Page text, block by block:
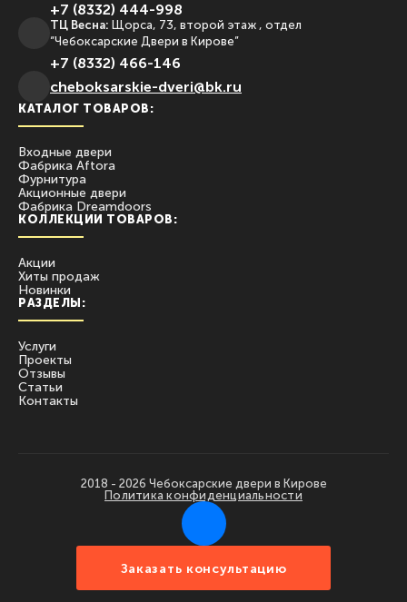
КАТАЛОГ ТОВАРОВ:
Входные двери
Фабрика Aftora
Фурнитура
Акционные двери
Фабрика Dreamdoors
КОЛЛЕКЦИИ ТОВАРОВ:
Акции
Хиты продаж
Новинки
РАЗДЕЛЫ:
Услуги
Проекты
Отзывы
Статьи
Контакты
+7 (8332) 444-998
ТЦ Весна: Щорса, 73, второй этаж , отдел
“Чебоксарские Двери в Кирове”
+7 (8332) 466-146
сheboksarskie-dveri@bk.ru
2018 - 2026 Чебоксарские двери в Кирове
Политика конфиденциальности
Заказать консультацию